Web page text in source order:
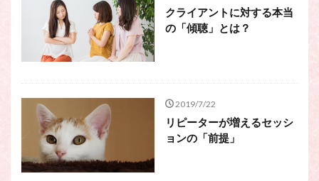
クライアントに対する本当
の「傾聴」とは？
2019/7/22
リピーターが増えるセッシ
ョンの「前提」